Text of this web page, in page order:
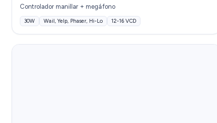
Controlador manillar + megáfono
30W Wail, Yelp, Phaser, Hi-Lo 12-16 VCD